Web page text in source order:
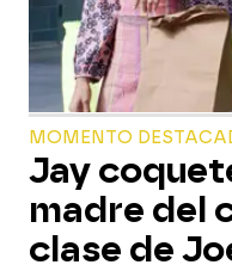
MOMENTO
Jay
madre del
clase de